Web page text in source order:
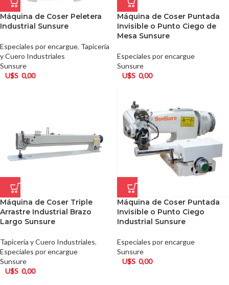
Máquina de Coser Peletera
Industrial Sunsure
Especiales por encargue, Tapicería
y Cuero Industriales
Sunsure
U$S 0,00
Máquina de Coser Puntada
Invisible o Punto Ciego de
Mesa Sunsure
Especiales por encargue
Sunsure
U$S 0,00
Máquina de Coser Triple
Arrastre Industrial Brazo
Largo Sunsure
Tapicería y Cuero Industriales,
Especiales por encargue
Sunsure
U$S 0,00
Máquina de Coser Puntada
Invisible o Punto Ciego
Industrial Sunsure
Especiales por encargue
Sunsure
U$S 0,00